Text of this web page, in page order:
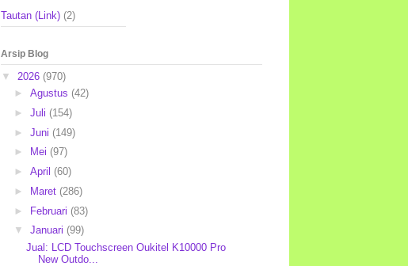
Tautan (Link) (2)
Arsip Blog
▼ 2026 (970)
► Agustus (42)
► Juli (154)
► Juni (149)
►
Mei (97)
► April (60)
►
Maret (286)
► Februari (83)
▼ Januari (99)
Jual: LCD Touchscreen Oukitel K10000 Pro
New Outdo...